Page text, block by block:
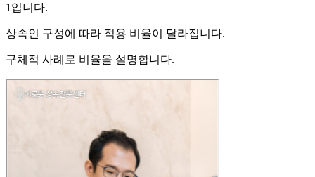
1입니다.
상속인 구성에 따라 적용 비율이 달라집니다.
구체적 사례로 비율을 설명합니다.